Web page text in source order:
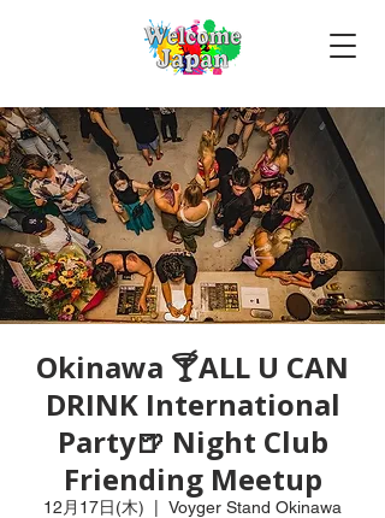
Okinawa 🍸ALL U CAN
DRINK International
Party🍺 Night Club
Friending Meetup
12月17日(木) Voyger Stand Okinawa